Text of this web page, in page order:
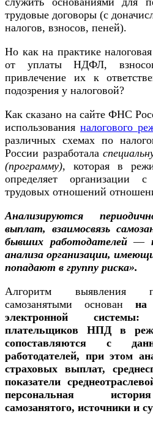
трудовые договоры (с
налогов, взносов, пеней).
Но как на практике
от уплаты НДФЛ,
привлечение их к
подозрения у налоговой?
Как сказано на сайте ФНС
использования налогового
различных схемах по
России разработала
(программу), которая в
определяет организации
трудовых отношений
Анализируются
выплат, взаимосвязь
бывших работодателей—
анализа организации,
попадают в группу риска».
Алгоритм выявления
самозанятыми основан на
электронной
плательщиков НПД в
сопоставляются с
работодателей, при этом
страховых выплат,
показатели
персональная
самозанятого, источники и